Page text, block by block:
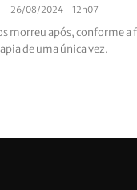
- 26/08/2024 - 12h07
morreu após, conforme
de uma única vez.